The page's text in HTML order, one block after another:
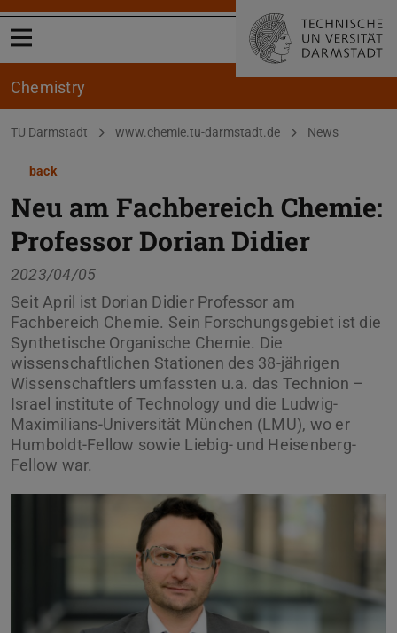
Open menu
Chemistry
You are here:
TU Darmstadt www.chemie.tu-darmstadt.de News
back
Neu am Fachbereich Chemie:
Professor Dorian Didier
2023/04/05
Seit April ist Dorian Didier Professor am
Fachbereich Chemie. Sein Forschungsgebiet ist die
Synthetische Organische Chemie. Die
wissenschaftlichen Stationen des 38-jährigen
Wissenschaftlers umfassten u.a. das Technion –
Israel institute of Technology und die Ludwig-
Maximilians-Universität München (LMU), wo er
Humboldt-Fellow sowie Liebig- und Heisenberg-
Fellow war.